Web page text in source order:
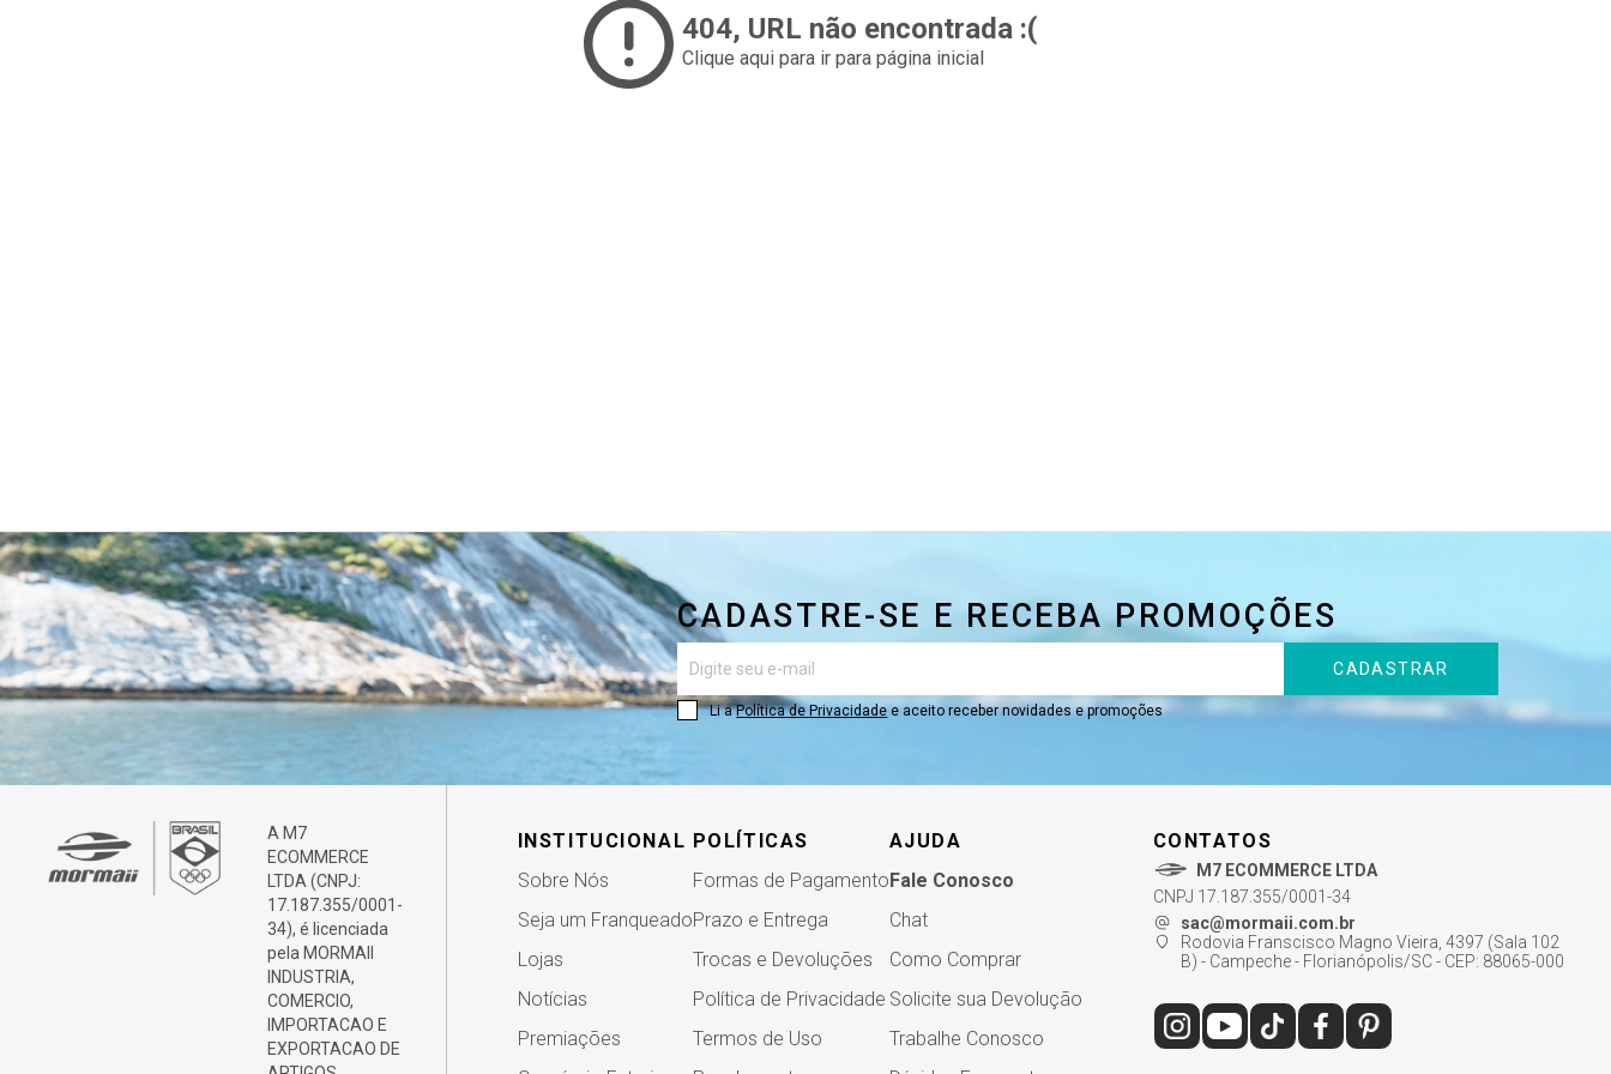
404, URL não encontrada :(
Clique aqui para ir para página inicial
CADASTRE-SE E RECEBA PROMOÇÕES
CADASTRAR
Li aPolítica de Privacidadee aceito receber novidades e promoções
A M7
ECOMMERCE
LTDA (CNPJ:
17.187.355/0001-
34), é licenciada
pela MORMAII
INDUSTRIA,
COMERCIO,
IMPORTACAO E
EXPORTACAO DE
INSTITUCIONAL
Sobre Nós
Seja um Franqueado
Lojas
Notícias
Premiações
POLÍTICAS
Formas de Pagamento
Prazo e Entrega
Trocas e Devoluções
Política de Privacidade
Termos de Uso
AJUDA
Fale Conosco
Chat
Como Comprar
Solicite sua Devolução
Trabalhe Conosco
CONTATOS
M7 ECOMMERCE LTDA
CNPJ 17.187.355/0001-34
sac@mormaii.com.br
Rodovia Franscisco Magno Vieira, 4397 (Sala 102
B) - Campeche - Florianópolis/SC - CEP: 88065-000